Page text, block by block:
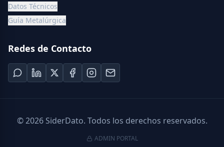
Datos Técnicos
Guía Metalúrgica
Redes de Contacto
©2026SiderDato. Todos los derechos reservados.
ADMIN PORTAL